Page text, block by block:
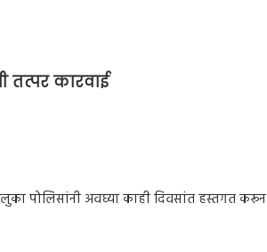
तत्पर कारवाई
पोलिसांनी अवघ्या काही दिवसांत हस्तगत करून